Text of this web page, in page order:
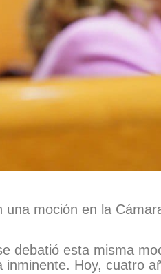
moción en la
debatió esta misma
Hoy, cuatro